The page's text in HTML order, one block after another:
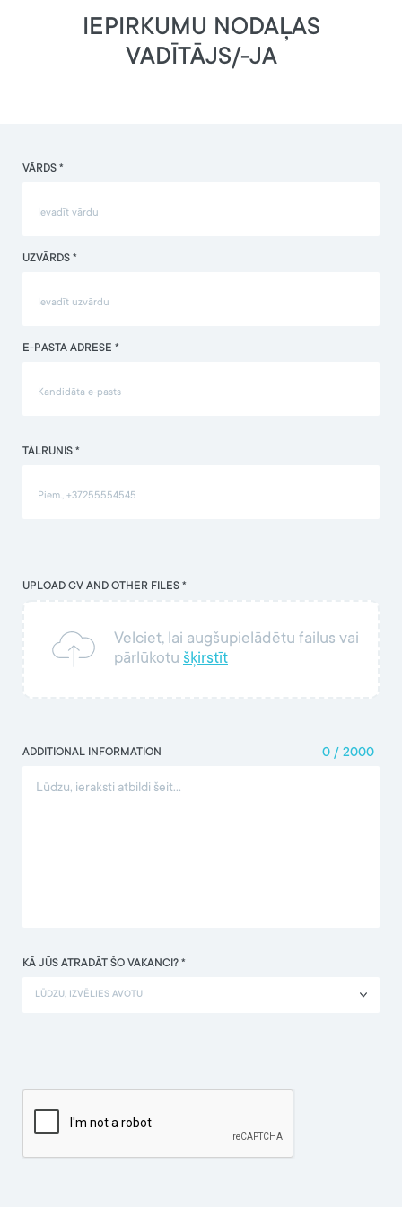
IEPIRKUMU NODAĻAS
VADĪTĀJS/-JA
VĀRDS *
UZVĀRDS *
E-PASTA ADRESE *
TĀLRUNIS *
UPLOAD CV AND OTHER FILES *
Velciet, lai augšupielādētu failus vai
pārlūkotu šķirstīt
ADDITIONAL INFORMATION 0 / 2000
KĀ JŪS ATRADĀT ŠO VAKANCI? *
LŪDZU, IZVĒLIES AVOTU